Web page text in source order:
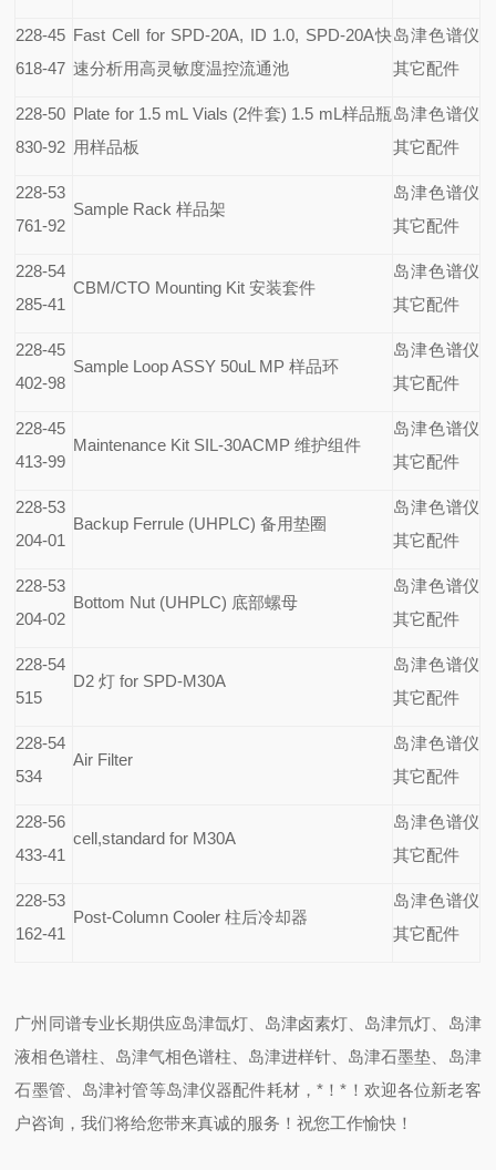
228-45
618-47
Fast Cell for SPD-20A, ID 1.0, SPD-20A快
速分析用高灵敏度温控流通池
岛津色谱仪
其它配件
228-50
830-92
Plate for 1.5 mL Vials (2件套) 1.5 mL样品瓶
用样品板
岛津色谱仪
其它配件
228-53
761-92
Sample Rack样品架
岛津色谱仪
其它配件
228-54
285-41
CBM/CTO Mounting Kit安装套件
岛津色谱仪
其它配件
228-45
402-98
Sample Loop ASSY 50uL MP样品环
岛津色谱仪
其它配件
228-45
413-99
Maintenance Kit SIL-30ACMP维护组件
岛津色谱仪
其它配件
228-53
204-01
Backup Ferrule (UHPLC)备用垫圈
岛津色谱仪
其它配件
228-53
204-02
Bottom Nut (UHPLC) 底部螺母
岛津色谱仪
其它配件
228-54
515
D2灯 for SPD-M30A
岛津色谱仪
其它配件
228-54
534
Air Filter
岛津色谱仪
其它配件
228-56
433-41
cell,standard for M30A
岛津色谱仪
其它配件
228-53
162-41
Post-Column Cooler柱后冷却器
岛津色谱仪
其它配件
广州同谱专业长期供应岛津氙灯、岛津卤素灯、岛津氘灯、岛津
液相色谱柱、岛津气相色谱柱、岛津进样针、岛津石墨垫、岛津
石墨管、岛津衬管等岛津仪器配件耗材，*！*！欢迎各位新老客
户咨询，我们将给您带来真诚的服务！祝您工作愉快！